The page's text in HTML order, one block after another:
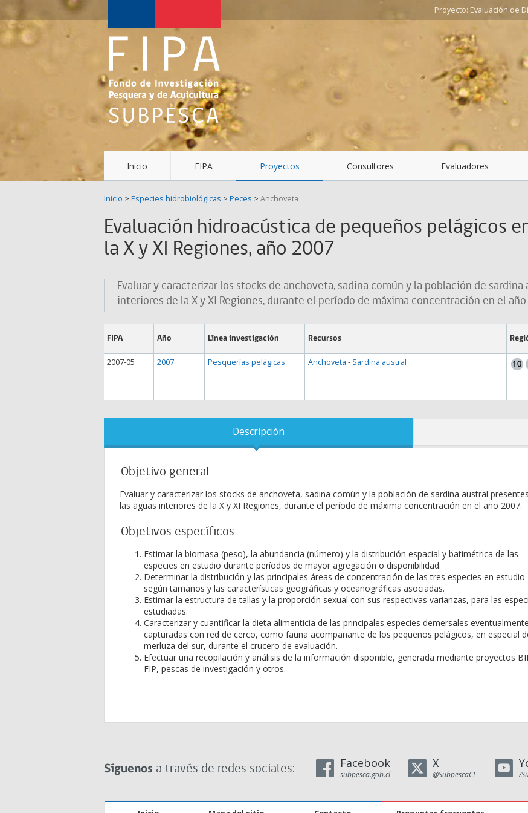
Evaluación de
de
Investigación
Pesquera
y
Acuicultura
(FIPA)-
SUBPESCA
Inicio FIPA Proyectos Consultores Evaluadores
Inicio > Especies hidrobiológicas > Peces > Anchoveta
Evaluación hidroacústica de pequeños pelágicos
la X y XI Regiones, año 2007
Evaluar y caracterizar los stocks de anchoveta, sadina común y la población de
interiores de la X y XI Regiones, durante el período de máxima concentración en el año
FIPA
2007-05
Año
2007
Línea investigación
Pesquerías pelágicas
Recursos
Anchoveta - Sardina austral
Descripción
Objetivo general
Evaluar y caracterizar los stocks de anchoveta, sadina común y la población de sardina austral
las aguas interiores de la X y XI Regiones, durante el período de máxima concentración en el año 2007.
Objetivos específicos
Estimar la biomasa (peso), la abundancia (número) y la distribución espacial y batimétrica de las
especies en estudio durante períodos de mayor agregación o disponibilidad.
Determinar la distribución y las principales áreas de concentración de las tres especies en estudio
según tamaños y las características geográficas y oceanográficas asociadas.
Estimar la estructura de tallas y la proporción sexual con sus respectivas varianzas, para las
estudiadas.
Caracterizar y cuantificar la dieta alimenticia de las principales especies demersales eventualmente
capturadas con red de cerco, como fauna acompañante de los pequeños pelágicos, en especial
merluza del sur, durante el crucero de evaluación.
Efectuar una recopilación y análisis de la información disponible, generada mediante proyectos
FIP, pescas de investigación y otros.
Síguenos a través de redes sociales: Facebook
subpesca.gob.cl
X
@SubpescaCL /